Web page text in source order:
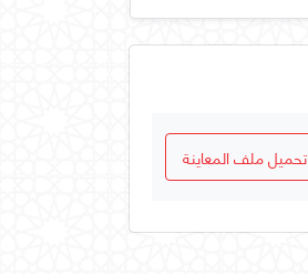
تحميل ملف المعاينة